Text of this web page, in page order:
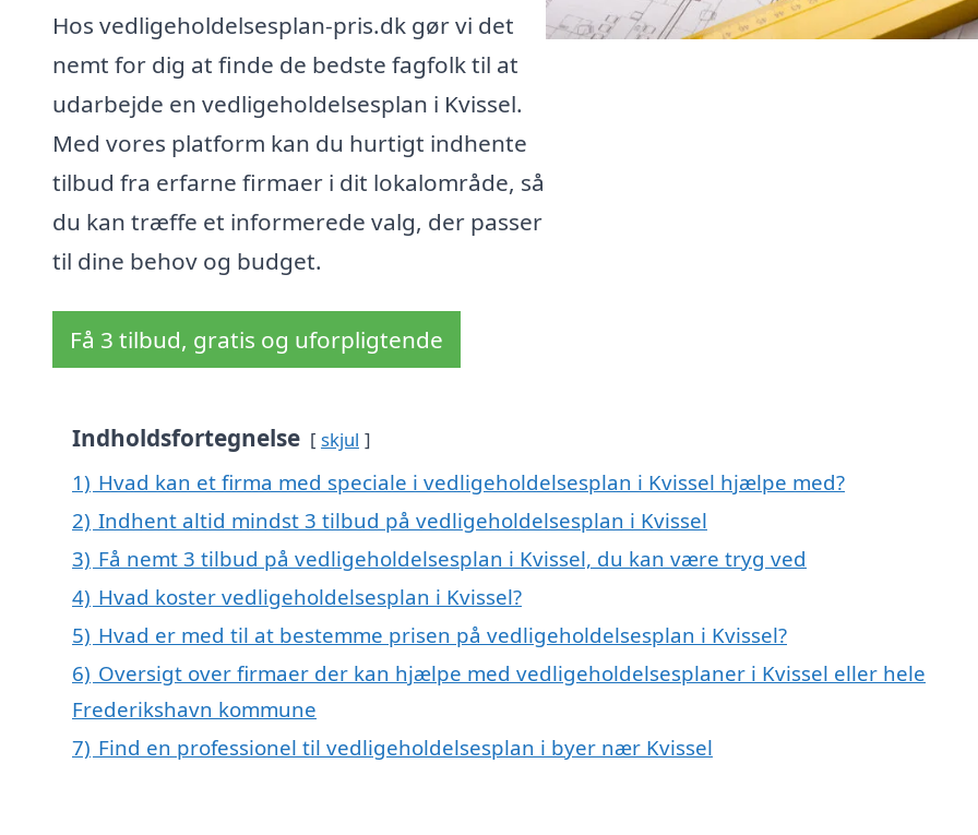
Hos vedligeholdelsesplan-pris.dk gør vi det
nemt for dig at finde de bedste fagfolk til at
udarbejde en vedligeholdelsesplan i Kvissel.
Med vores platform kan du hurtigt indhente
tilbud fra erfarne firmaer i dit lokalområde, så
du kan træffe et informerede valg, der passer
til dine behov og budget.
Få 3 tilbud, gratis og uforpligtende
Indholdsfortegnelse skjul
1) Hvad kan et firma med speciale i vedligeholdelsesplan i Kvissel hjælpe med?
2) Indhent altid mindst 3 tilbud på vedligeholdelsesplan i Kvissel
3) Få nemt 3 tilbud på vedligeholdelsesplan i Kvissel, du kan være tryg ved
4) Hvad koster vedligeholdelsesplan i Kvissel?
5) Hvad er med til at bestemme prisen på vedligeholdelsesplan i Kvissel?
6) Oversigt over firmaer der kan hjælpe med vedligeholdelsesplaner i Kvissel eller hele
Frederikshavn kommune
7) Find en professionel til vedligeholdelsesplan i byer nær Kvissel